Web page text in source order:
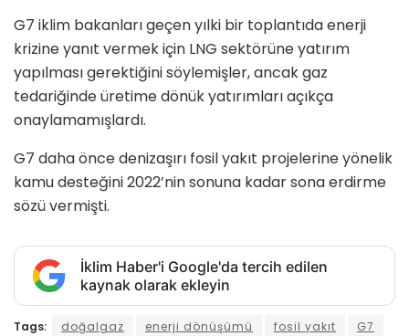
G7 iklim bakanları geçen yılki bir toplantıda enerji
krizine yanıt vermek için LNG sektörüne yatırım
yapılması gerektiğini söylemişler, ancak gaz
tedariğinde üretime dönük yatırımları açıkça
onaylamamışlardı.
G7 daha önce denizaşırı fosil yakıt projelerine yönelik
kamu desteğini 2022’nin sonuna kadar sona erdirme
sözü vermişti.
İklim Haber'i Google'da tercih edilen
kaynak olarak ekleyin
Tags: doğalgaz enerji dönüşümü fosil yakıt
G7